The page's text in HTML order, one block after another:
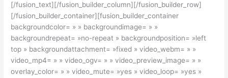
[/fusion_text][/fusion_builder_column][/fusion_builder_row]
[/fusion_builder_container][fusion_builder_container
backgroundcolor= » » backgroundimage= » »
backgroundrepeat= »no-repeat » backgroundposition= »left
top » backgroundattachment= »fixed » video_webm= » »
video_mp4= » » video_ogv= » » video_preview_image= » »
overlay_color= » » video_mute= »yes » video_loop= »yes »